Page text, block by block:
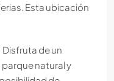
Esta ubicación
Disfruta de un
natural y